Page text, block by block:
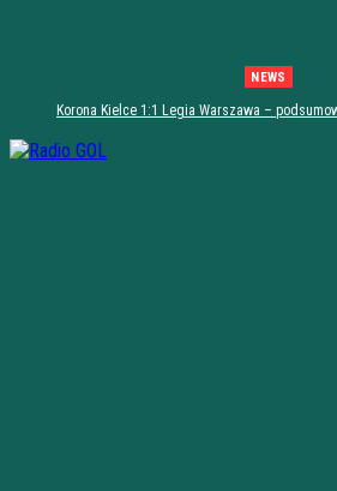
NEWS
Korona Kielce 1:1 Legia Warszawa –